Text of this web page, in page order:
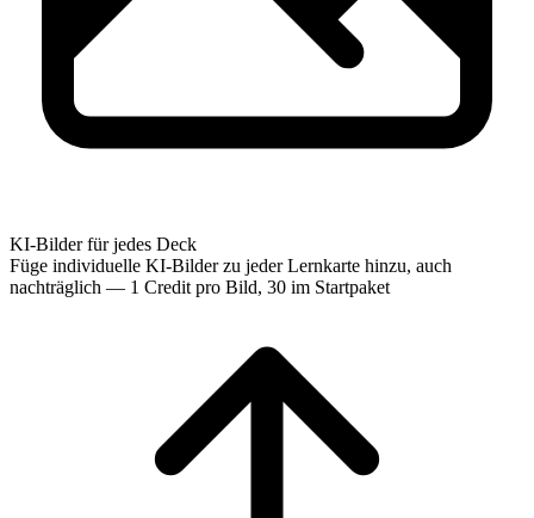
KI-Bilder für jedes Deck
Füge individuelle KI-Bilder zu jeder Lernkarte hinzu, auch
nachträglich — 1 Credit pro Bild, 30 im Startpaket